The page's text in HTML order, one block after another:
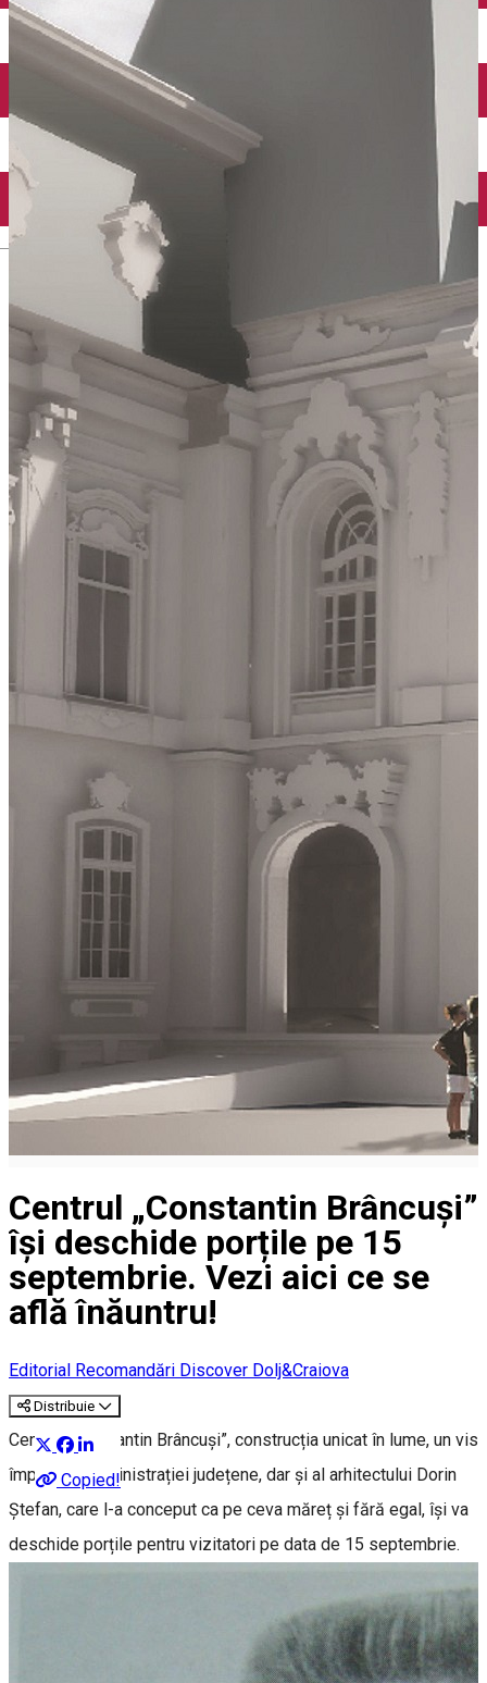
English
Închirieri auto
Închirieri biciclete
Taxi
Încărcare vehicule electrice
Centrul „Constantin Brâncuși”
își deschide porțile pe 15
septembrie. Vezi aici ce se
află înăuntru!
Editorial Recomandări Discover Dolj&Craiova
Distribuie
Copied!
Centrul „Constantin Brâncuși”, construcția unicat în lume, un vis
împlinit al administrației județene, dar și al arhitectului Dorin
Ștefan, care l-a conceput ca pe ceva măreț și fără egal, își va
deschide porțile pentru vizitatori pe data de 15 septembrie.